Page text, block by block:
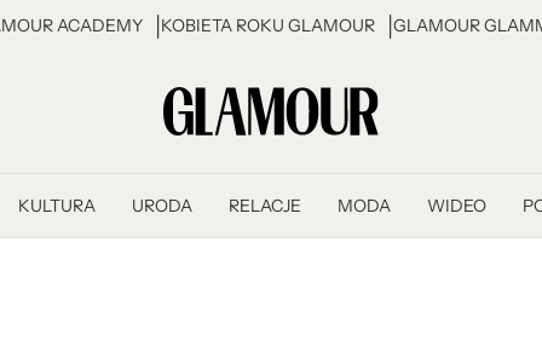
ACADEMY KOBIETA ROKU GLAMOUR GLAMOUR
KULTURA URODA RELACJE MODA WIDEO